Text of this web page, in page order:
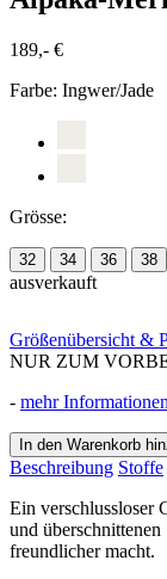
189,- €
Farbe: Ingwer/Jade
Grösse:
32 34 36 38
ausverkauft
Größenübersicht &
NUR ZUM
- mehr Informationen
In den Warenkorb
Beschreibung Stoffe
Ein verschlussloser
und
freundlicher macht.